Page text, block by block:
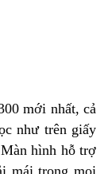
mới nhất, cả
như trên giấy
hình hỗ trợ
mái trong mọi